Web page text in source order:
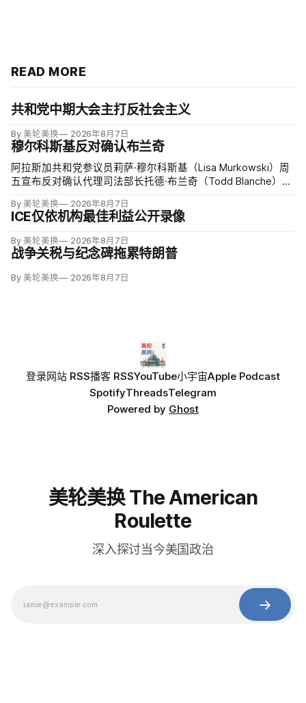
READ MORE
共和党中期大会主打反社会主义
By 美轮美换 2026年8月7日
穆尔科斯基反对确认布兰奇
阿拉斯加共和党参议员莉萨·穆尔科斯基（Lisa Murkowski）周
五宣布反对确认代理司法部长托德·布兰奇（Todd Blanche），
By 美轮美换 2026年8月7日
ICE仅依机构最佳利益公开录像
By 美轮美换 2026年8月7日
战争关税与纪念碑拖累特朗普
By 美轮美换 2026年8月7日
登录网站 RSS播客 RSSYouTube小宇宙Apple Podcast
SpotifyThreadsTelegram
Powered by Ghost
美轮美换 The American
Roulette
深入探讨当今美国政治